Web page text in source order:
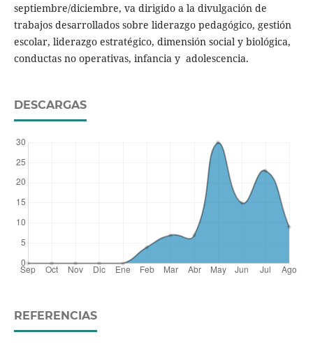
septiembre/diciembre, va dirigido a la divulgación de
trabajos desarrollados sobre liderazgo pedagógico, gestión
escolar, liderazgo estratégico, dimensión social y biológica,
conductas no operativas, infancia y adolescencia.
DESCARGAS
REFERENCIAS